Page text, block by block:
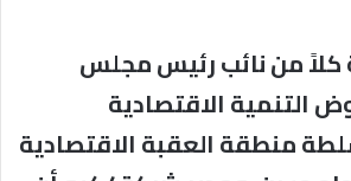
كلاً من نائب رئيس مجلس
التنمية الاقتصادية
منطقة العقبة الاقتصادية